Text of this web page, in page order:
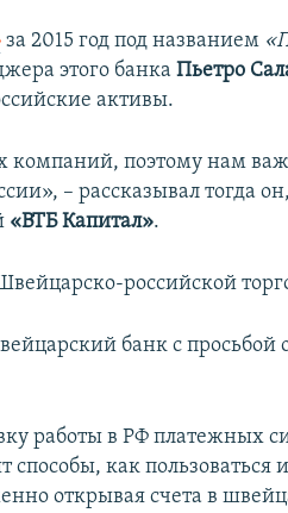
за 2015 год под названием
этого банкаПьетро
активы.
поэтому нам
– рассказывал тогда
«ВТБ Капитал».
российской
банк с
работы в РФ платежных
способы, как пользоваться
открывая счета в